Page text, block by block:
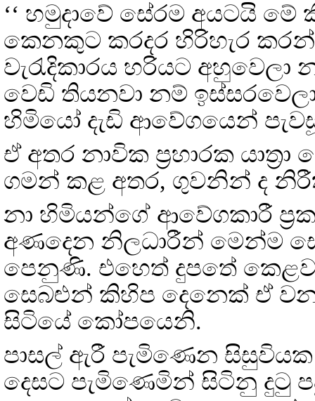
‘‘ හමුදාවේ සේරම අයටයි
කෙනකුට කරදර හිරිහැර
වැරැදිකාරය හරියට
වෙඩි තියනවා නම්
හිමියෝ දැඩි ආවේගයෙන්
ඒ අතර නාවික ප්‍රහාරක
ගමන් කළ අතර, ගුවනින් ද
නා හිමියන්ගේ ආවේගකාරී
අණදෙන නිලධාරීන් මෙන්ම
පෙනුණි. එහෙත් දුපතේ
සෙබළුන් කිහිප දෙනෙක් ඒ
සිටියේ කෝපයෙනි.
පාසල් ඇරී පැමිණෙන සිසුවියක
දෙසට පැමිණෙමින් සිටිනු දුටු